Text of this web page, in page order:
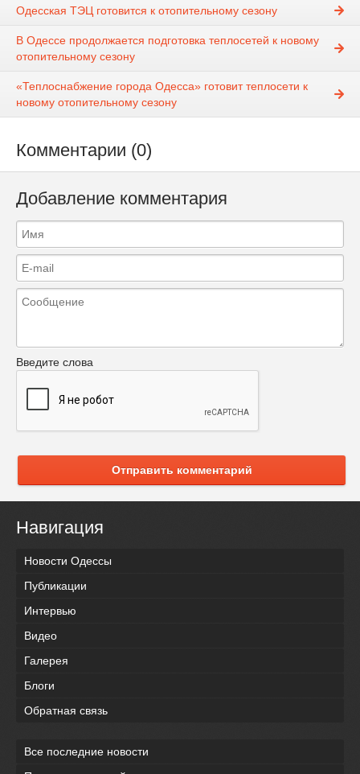
Одесская ТЭЦ готовится к отопительному сезону
В Одессе продолжается подготовка теплосетей к новому
отопительному сезону
«Теплоснабжение города Одесса» готовит теплосети к
новому отопительному сезону
Комментарии (0)
Добавление комментария
Введите слова
Отправить комментарий
Навигация
Новости Одессы
Публикации
Интервью
Видео
Галерея
Блоги
Обратная связь
Все последние новости